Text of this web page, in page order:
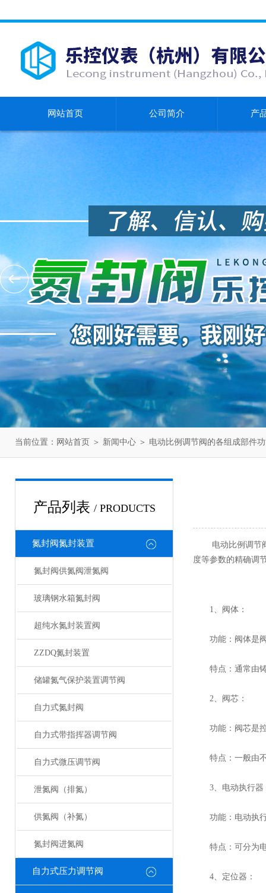
网站首页 公司简介 产
当前位置： 网站首页 ＞ 新闻中心 ＞ 电动比例调节阀的各组成部件
产品列表 / PRODUCTS
氮封阀氮封装置
氮封阀供氮阀泄氮阀
玻璃钢水箱氮封阀
超纯水氮封装置阀
ZZDQ氮封装置
储罐氮气保护装置调节阀
自力式氮封阀
自力式带指挥器调节阀
自力式微压调节阀
泄氮阀（排氮）
供氮阀（补氮）
氮封阀进氮阀
自力式压力调节阀
电动比例调节阀
度等参数的精确调
1、阀体：
功能：阀体是阀
特点：通常由铸
2、阀芯：
功能：阀芯是控
特点：一般由不
3、电动执行器
功能：电动执行
特点：可分为电
4、定位器：